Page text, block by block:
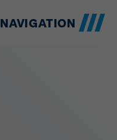
NAVIGATION